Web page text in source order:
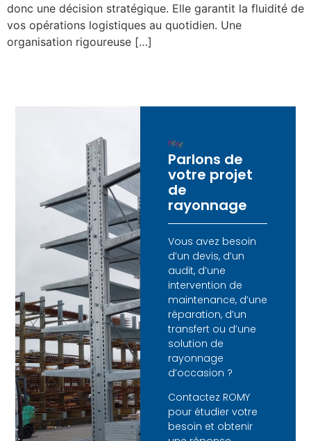
donc une décision stratégique. Elle garantit la fluidité de
vos opérations logistiques au quotidien. Une
organisation rigoureuse […]
Parlons de
votre projet
de
rayonnage
Vous avez besoin
d’un devis, d’un
audit, d’une
intervention de
maintenance, d’une
réparation, d’un
transfert ou d’une
solution de
rayonnage
d’occasion ?
Contactez ROMY
pour étudier votre
besoin et obtenir